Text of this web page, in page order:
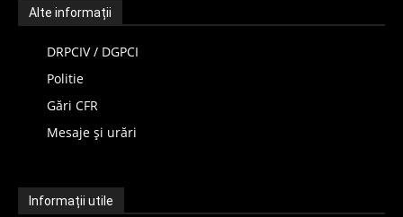
Alte informații
DRPCIV / DGPCI
Politie
Gări CFR
Mesaje și urări
Informații utile